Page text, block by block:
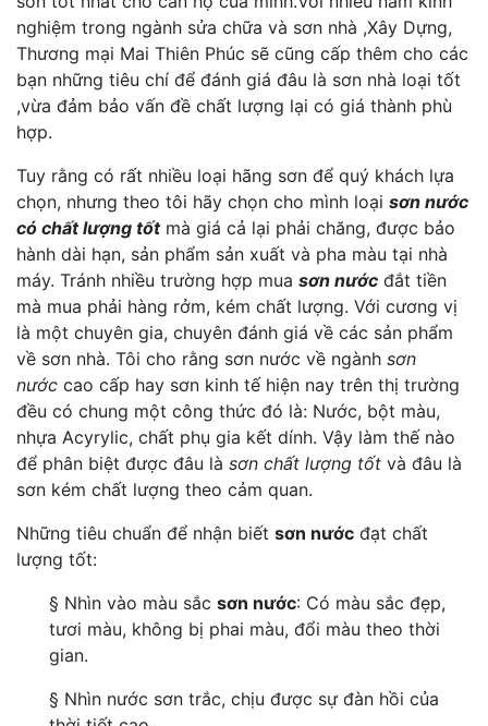
nghiệm trong ngành sửa chữa và sơn nhà ,Xây Dựng,
Thương mại Mai Thiên Phúc sẽ cũng cấp thêm cho các
bạn những tiêu chí để đánh giá đâu là sơn nhà loại tốt
,vừa đảm bảo vấn đề chất lượng lại có giá thành phù
hợp.
Tuy rằng có rất nhiều loại hãng sơn để quý khách lựa
chọn, nhưng theo tôi hãy chọn cho mình loại sơn nước
có chất lượng tốtmà giá cả lại phải chăng, được bảo
hành dài hạn, sản phẩm sản xuất và pha màu tại nhà
máy. Tránh nhiều trường hợp mua sơn nước đắt tiền
mà mua phải hàng rởm, kém chất lượng. Với cương vị
là một chuyên gia, chuyên đánh giá về các sản phẩm
về sơn nhà. Tôi cho rằng sơn nước về ngành sơn
nước cao cấp hay sơn kinh tế hiện nay trên thị trường
đều có chung một công thức đó là: Nước, bột màu,
nhựa Acyrylic, chất phụ gia kết dính. Vậy làm thế nào
để phân biệt được đâu là sơn chất lượng tốt và đâu là
sơn kém chất lượng theo cảm quan.
Những tiêu chuẩn để nhận biết sơn nước đạt chất
lượng tốt:
§ Nhìn vào màu sắc sơn nước: Có màu sắc đẹp,
tươi màu, không bị phai màu, đổi màu theo thời
gian.
§ Nhìn nước sơn trắc, chịu được sự đàn hồi của